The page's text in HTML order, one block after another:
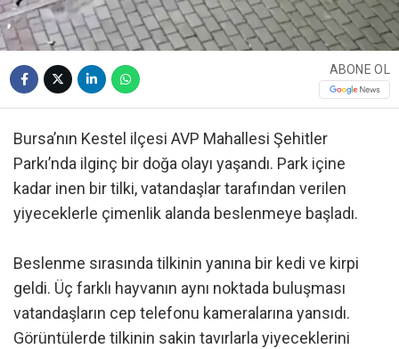
ABONE OL
Bursa’nın Kestel ilçesi AVP Mahallesi Şehitler
Parkı’nda ilginç bir doğa olayı yaşandı. Park içine
kadar inen bir tilki, vatandaşlar tarafından verilen
yiyeceklerle çimenlik alanda beslenmeye başladı.
Beslenme sırasında tilkinin yanına bir kedi ve kirpi
geldi. Üç farklı hayvanın aynı noktada buluşması
vatandaşların cep telefonu kameralarına yansıdı.
Görüntülerde tilkinin sakin tavırlarla yiyeceklerini